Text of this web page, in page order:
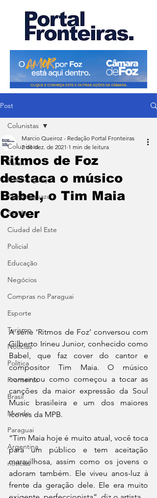
Post
Colunistas
Paraná
Foz do Iguaçu
Puerto Iguazu
Saúde
Ciudad del Este
Policial
Educação
Negócios
Compras no Paraguai
Esporte
Turismo
Notícias
Política
Fronteiras
Brasil
Mundo
Paraguai
Argentina
noticias
Colunistas
Ritmos de Foz
destaca o músico
Babel, o Tim Maia
Cover
Marcio Queiroz - Redação Portal Fronteiras
2 de dez. de 2021 1 min de leitura
A série ‘Ritmos de Foz’ conversou com
Gilberto Irineu Junior, conhecido como
Babel, que faz cover do cantor e
compositor Tim Maia. O músico
comentou como começou a tocar as
canções da maior expressão da Soul
Music brasileira e um dos maiores
ícones da MPB.
“Tim Maia hoje é muito atual, você toca
para um público e tem aceitação
maravilhosa, assim como os jovens o
adoram também. Ele viveu anos-luz à
frente da geração dele. Ele era muito